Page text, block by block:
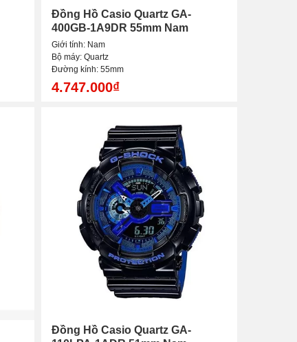
Đồng Hồ Casio Quartz GA-
400GB-1A9DR 55mm Nam
Giới tính: Nam
Bộ máy: Quartz
Đường kính: 55mm
4.747.000₫
Đồng Hồ Casio Quartz GA-